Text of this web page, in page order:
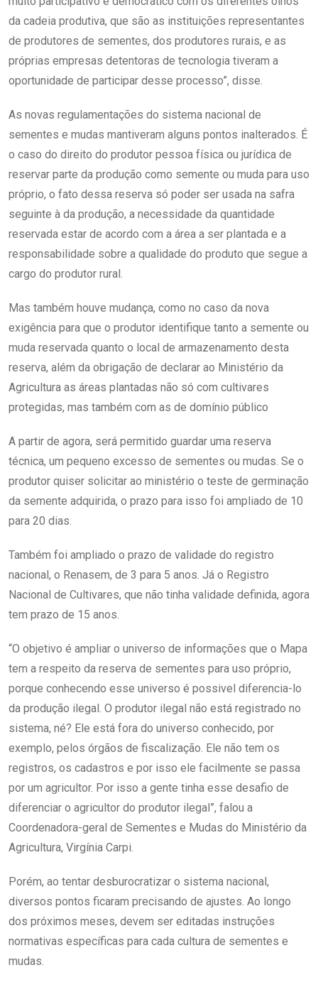
da cadeia produtiva, que são as instituições representantes
de produtores de sementes, dos produtores rurais, e as
próprias empresas detentoras de tecnologia tiveram a
oportunidade de participar desse processo”, disse.
As novas regulamentações do sistema nacional de
sementes e mudas mantiveram alguns pontos inalterados. É
o caso do direito do produtor pessoa física ou jurídica de
reservar parte da produção como semente ou muda para uso
próprio, o fato dessa reserva só poder ser usada na safra
seguinte à da produção, a necessidade da quantidade
reservada estar de acordo com a área a ser plantada e a
responsabilidade sobre a qualidade do produto que segue a
cargo do produtor rural.
Mas também houve mudança, como no caso da nova
exigência para que o produtor identifique tanto a semente ou
muda reservada quanto o local de armazenamento desta
reserva, além da obrigação de declarar ao Ministério da
Agricultura as áreas plantadas não só com cultivares
protegidas, mas também com as de domínio público
A partir de agora, será permitido guardar uma reserva
técnica, um pequeno excesso de sementes ou mudas. Se o
produtor quiser solicitar ao ministério o teste de germinação
da semente adquirida, o prazo para isso foi ampliado de 10
para 20 dias.
Também foi ampliado o prazo de validade do registro
nacional, o Renasem, de 3 para 5 anos. Já o Registro
Nacional de Cultivares, que não tinha validade definida, agora
tem prazo de 15 anos.
“O objetivo é ampliar o universo de informações que o Mapa
tem a respeito da reserva de sementes para uso próprio,
porque conhecendo esse universo é possivel diferencia-lo
da produção ilegal. O produtor ilegal não está registrado no
sistema, né? Ele está fora do universo conhecido, por
exemplo, pelos órgãos de fiscalização. Ele não tem os
registros, os cadastros e por isso ele facilmente se passa
por um agricultor. Por isso a gente tinha esse desafio de
diferenciar o agricultor do produtor ilegal”, falou a
Coordenadora-geral de Sementes e Mudas do Ministério da
Agricultura, Virgínia Carpi.
Porém, ao tentar desburocratizar o sistema nacional,
diversos pontos ficaram precisando de ajustes. Ao longo
dos próximos meses, devem ser editadas instruções
normativas específicas para cada cultura de sementes e
mudas.